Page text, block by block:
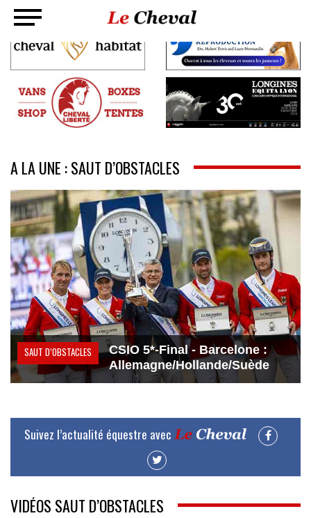
A LA UNE : SAUT D’OBSTACLES
SAUT D’OBSTACLES
CSIO 5*-Final - Barcelone :
Allemagne/Hollande/Suède
Suivez l’actualité équestre avec
VIDÉOS SAUT D’OBSTACLES